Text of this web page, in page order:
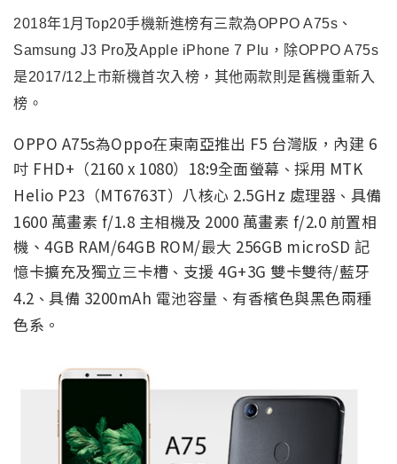
2018年1月Top20手機新進榜有三款為OPPO A75s、
Samsung J3 Pro及Apple iPhone 7 Plu，除OPPO A75s
是2017/12上市新機首次入榜，其他兩款則是舊機重新入
榜。
OPPO A75s為Oppo在東南亞推出 F5 台灣版，內建 6
吋 FHD+（2160 x 1080）18:9全面螢幕 、 採用 MTK
Helio P23（MT6763T）八核心 2.5GHz 處理器 、 具備
1600 萬畫素 f/1.8 主相機及 2000 萬畫素 f/2.0 前置相
機、4GB RAM/64GB ROM/最大 256GB microSD 記
憶卡擴充及獨立三卡槽 、 支援 4G+3G 雙卡雙待/藍牙
4.2 、 具備 3200mAh 電池容量 、 有香檳色與黑色兩種
色系。